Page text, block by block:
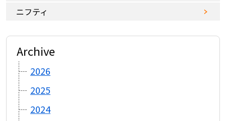
ニフティ
Archive
2026
2025
2024